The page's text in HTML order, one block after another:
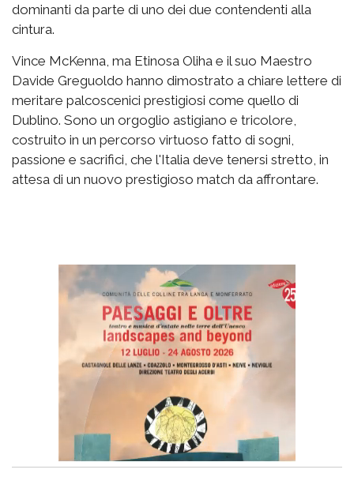
dominanti da parte di uno dei due contendenti alla
cintura.
Vince McKenna, ma Etinosa Oliha e il suo Maestro
Davide Greguoldo hanno dimostrato a chiare lettere di
meritare palcoscenici prestigiosi come quello di
Dublino. Sono un orgoglio astigiano e tricolore,
costruito in un percorso virtuoso fatto di sogni,
passione e sacrifici, che l'Italia deve tenersi stretto, in
attesa di un nuovo prestigioso match da affrontare.